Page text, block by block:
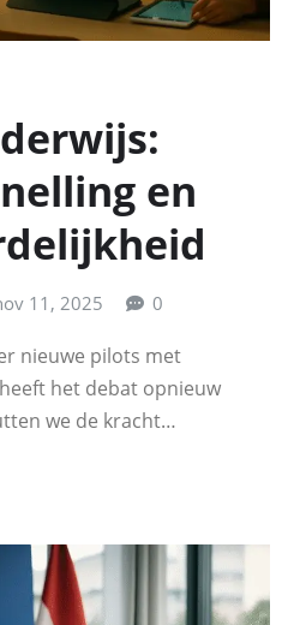
en
11, 2025 0
nieuwe pilots met
het debat opnieuw
we de kracht…